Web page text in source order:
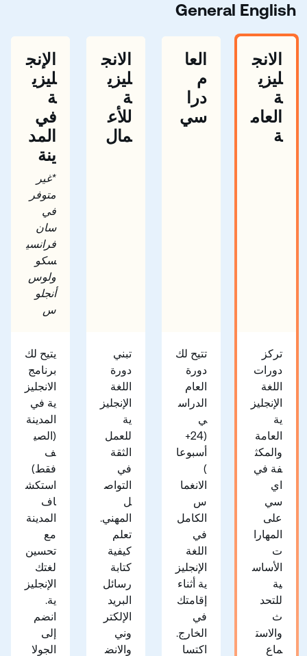
General English
الانج
ليزي
ة
العام
ة
تركز
دورات
اللغة
الإنجليز
ية
العامة
والمكث
فة في
اي
سي
على
المهارا
ت
الأساس
ية
للتحد
ث
والاست
ماع
العا
م
درا
سي
تتيح لك
دورة
العام
الدراس
ي
(24+
أسبوعا
)
الانغما
س
الكامل
في
اللغة
الإنجليز
ية أثناء
إقامتك
في
الخارج.
اكتسا
الانج
ليزي
ة
للأع
مال
تبني
دورة
اللغة
الإنجليز
ية
للعمل
الثقة
في
التواص
ل
المهني.
تعلم
كيفية
كتابة
رسائل
البريد
الإلكتر
وني
والانض
الإنج
ليزي
ة
في
المد
ينة
*غير
متوفر
في
سان
فرانسي
سكو
ولوس
أنجلو
س
يتيح لك
برنامج
الانجليز
ية في
المدينة
(الصي
ف
فقط)
استكش
اف
المدينة
مع
تحسين
لغتك
الإنجليز
ية.
انضم
إلى
الجولا